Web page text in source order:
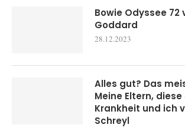
Bowie Odyssee 72
Goddard
28.12.2023
Alles gut? Das
Meine Eltern,
Krankheit und ich
Schreyl